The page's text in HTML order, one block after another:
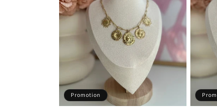
Promotion